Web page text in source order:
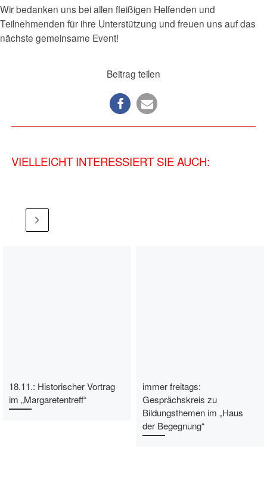
Wir bedanken uns bei allen fleißigen Helfenden und
Teilnehmenden für ihre Unterstützung und freuen uns auf das
nächste gemeinsame Event!
Beitrag teilen
VIELLEICHT INTERESSIERT SIE AUCH:
18.11.: Historischer Vortrag
im „Margaretentreff“
immer freitags:
Gesprächskreis zu
Bildungsthemen im „Haus
der Begegnung“